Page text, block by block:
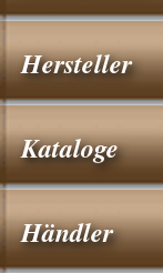
Hersteller
Kataloge
Händler